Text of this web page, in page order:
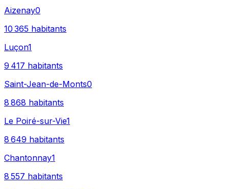
Aizenay0
10 365 habitants
Luçon1
9 417 habitants
Saint-Jean-de-Monts0
8 868 habitants
Le Poiré-sur-Vie1
8 649 habitants
Chantonnay1
8 557 habitants